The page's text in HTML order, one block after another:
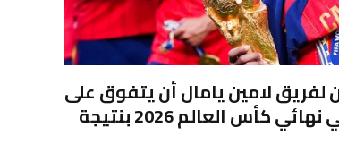
لفريق لامين يامال أن يتفوق على
فريق ليونيل ميسي بعد فوزه في نهائي كأس العالم 2026 بنتيجة